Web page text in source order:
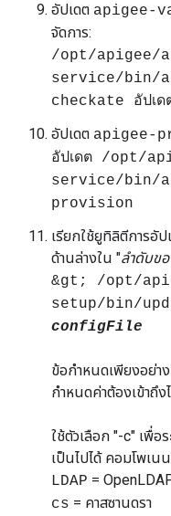
อัปเดต apigee-
จัดการ:
/opt/apigee/
service/bin/
checkate อัปเด
อัปเดต apigee-
อัปเดต /opt/
service/bin/
provision
เรียกใช้ยูทิลิตีการอั
ด้านล่างใน "ลำดับข
&gt; /opt/
setup/bin/
configFile
ข้อกำหนดเพียงอย่า
กำหนดค่าต้องเข้าถึง
ใช้ตัวเลือก "-c" เพื่อ
เป็นไปได้ คอมโพเน
LDAP =
cs = คาสซานดรา